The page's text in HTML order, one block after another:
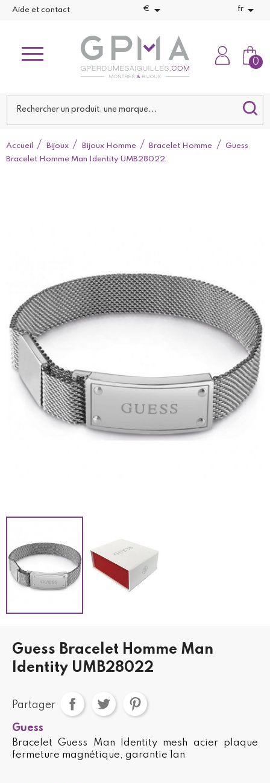
Aide et contact €  fr 
0
Accueil Bijoux Bijoux Homme Bracelet Homme
Guess
Bracelet Homme Man Identity UMB28022
Guess Bracelet Homme Man
Identity UMB28022
Partager
Guess
Bracelet Guess Man Identity mesh acier plaque
fermeture magnétique, garantie 1an